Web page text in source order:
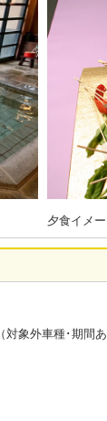
夕食イメ
象外車種･期間あ